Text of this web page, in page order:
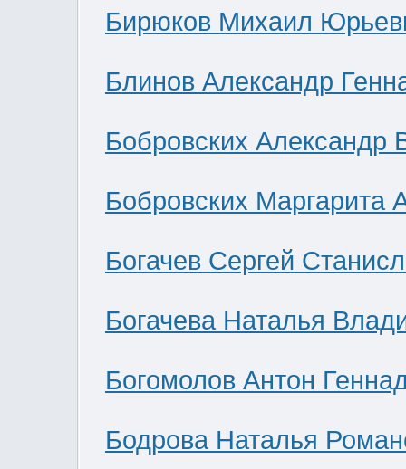
Бирюков Михаил
Блинов Александр
Бобровских Александр
Бобровских Маргарита
Богачев Сергей
Богачева Наталья
Богомолов Антон
Бодрова Наталья